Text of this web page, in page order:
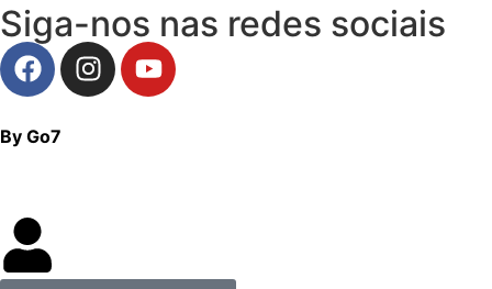
Siga-nos nas redes sociais
By Go7